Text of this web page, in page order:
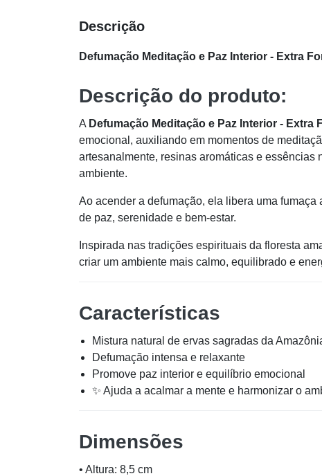
Descrição
Defumação Meditação e Paz Interior - Extra
Descrição do produto:
A Defumação Meditação e Paz Interior - Extra
emocional, auxiliando em momentos de
artesanalmente, resinas aromáticas e
ambiente.
Ao acender a defumação, ela libera uma
de paz, serenidade e bem-estar.
Inspirada nas tradições espirituais da floresta
criar um ambiente mais calmo, equilibrado e
Características
Mistura natural de ervas sagradas da
Defumação intensa e relaxante
Promove paz interior e equilíbrio emocional
✨ Ajuda a acalmar a mente e harmonizar o
Dimensões
• Altura: 8,5 cm